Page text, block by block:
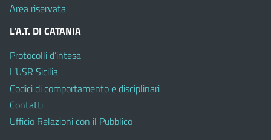
Area riservata
L’A.T. DI CATANIA
Protocolli d’intesa
L’USR Sicilia
Codici di comportamento e disciplinari
Contatti
Ufficio Relazioni con il Pubblico